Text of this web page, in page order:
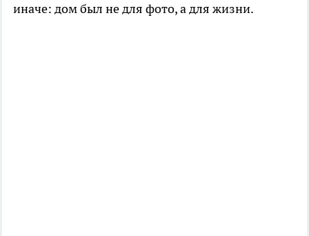
иначе: дом был не для фото, а для жизни.